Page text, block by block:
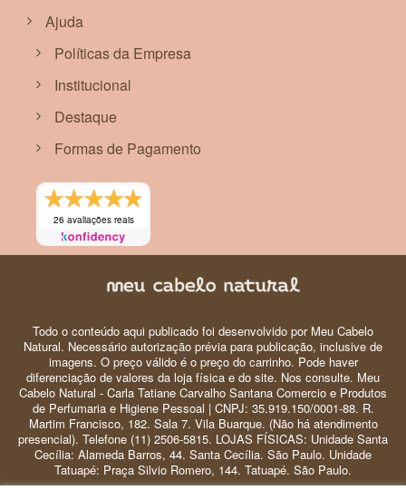
Ajuda
Políticas da Empresa
Institucional
Destaque
Formas de Pagamento
26 avaliações reais
Todo o conteúdo aqui publicado foi desenvolvido por Meu Cabelo
Natural. Necessário autorização prévia para publicação, inclusive de
imagens. O preço válido é o preço do carrinho. Pode haver
diferenciação de valores da loja física e do site. Nos consulte. Meu
Cabelo Natural - Carla Tatiane Carvalho Santana Comercio e Produtos
de Perfumaria e Higiene Pessoal | CNPJ: 35.919.150/0001-88. R.
Martim Francisco, 182. Sala 7. Vila Buarque. (Não há atendimento
presencial). Telefone (11) 2506-5815. LOJAS FÍSICAS: Unidade Santa
Cecília: Alameda Barros, 44. Santa Cecília. São Paulo. Unidade
Tatuapé: Praça Silvio Romero, 144. Tatuapé. São Paulo.